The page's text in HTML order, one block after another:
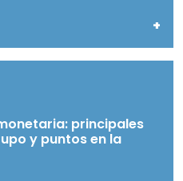
+
principales
y puntos en la